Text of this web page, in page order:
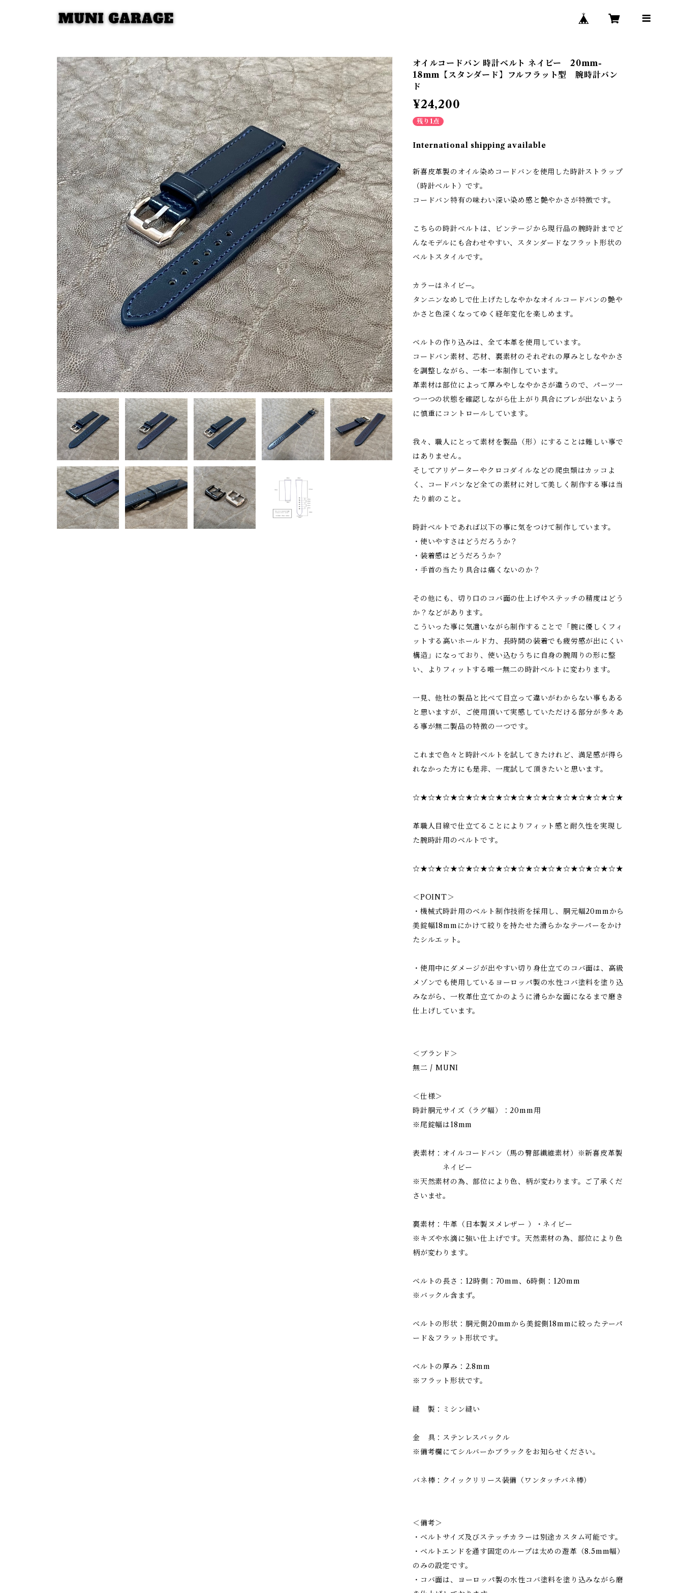
オイルコードバン 時計ベルト ネイビー 20mm-
18mm【スタンダード】フルフラット型 腕時計バン
ド
¥24,200
残り1点
International shipping available
新喜皮革製のオイル染めコードバンを使用した時計ストラップ
（時計ベルト）です。
コードバン特有の味わい深い染め感と艶やかさが特徴です。
こちらの時計ベルトは、ビンテージから現行品の腕時計までど
んなモデルにも合わせやすい、スタンダードなフラット形状の
ベルトスタイルです。
カラーはネイビー。
タンニンなめしで仕上げたしなやかなオイルコードバンの艶や
かさと色深くなってゆく経年変化を楽しめます。
ベルトの作り込みは、全て本革を使用しています。
コードバン素材、芯材、裏素材のそれぞれの厚みとしなやかさ
を調整しながら、一本一本制作しています。
革素材は部位によって厚みやしなやかさが違うので、パーツ一
つ一つの状態を確認しながら仕上がり具合にブレが出ないよう
に慎重にコントロールしています。
我々、職人にとって素材を製品（形）にすることは難しい事で
はありません。
そしてアリゲーターやクロコダイルなどの爬虫類はカッコよ
く、コードバンなど全ての素材に対して美しく制作する事は当
たり前のこと。
時計ベルトであれば以下の事に気をつけて制作しています。
・使いやすさはどうだろうか？
・装着感はどうだろうか？
・手首の当たり具合は痛くないのか？
その他にも、切り口のコバ面の仕上げやステッチの精度はどう
か？などがあります。
こういった事に気遣いながら制作することで「腕に優しくフィ
ットする高いホールド力、長時間の装着でも疲労感が出にくい
構造」になっており、使い込むうちに自身の腕周りの形に整
い、よりフィットする唯一無二の時計ベルトに変わります。
一見、他社の製品と比べて目立って違いがわからない事もある
と思いますが、ご使用頂いて実感していただける部分が多々あ
る事が無二製品の特徴の一つです。
これまで色々と時計ベルトを試してきたけれど、満足感が得ら
れなかった方にも是非、一度試して頂きたいと思います。
☆★☆★☆★☆★☆★☆★☆★☆★☆★☆★☆★☆★☆★☆★
革職人目線で仕立てることによりフィット感と耐久性を実現し
た腕時計用のベルトです。
☆★☆★☆★☆★☆★☆★☆★☆★☆★☆★☆★☆★☆★☆★
＜POINT＞
・機械式時計用のベルト制作技術を採用し、胴元幅20mmから
美錠幅18mmにかけて絞りを持たせた滑らかなテーパーをかけ
たシルエット。
・使用中にダメージが出やすい切り身仕立てのコバ面は、高級
メゾンでも使用しているヨーロッパ製の水性コバ塗料を塗り込
みながら、一枚革仕立てかのように滑らかな面になるまで磨き
仕上げしています。
＜ブランド＞
無二 / MUNI
＜仕様＞
時計胴元サイズ（ラグ幅）：20mm用
※尾錠幅は18mm
表素材：オイルコードバン（馬の臀部繊維素材）※新喜皮革製
ネイビー
※天然素材の為、部位により色、柄が変わります。ご了承くだ
さいませ。
裏素材：牛革（日本製ヌメレザー ）・ネイビー
※キズや水滴に強い仕上げです。天然素材の為、部位により色
柄が変わります。
ベルトの長さ：12時側：70mm、6時側：120mm
※バックル含まず。
ベルトの形状：胴元側20mmから美錠側18mmに絞ったテーパ
ード＆フラット形状です。
ベルトの厚み：2.8mm
※フラット形状です。
縫 製：ミシン縫い
金 具：ステンレスバックル
※備考欄にてシルバーかブラックをお知らせください。
バネ棒：クイックリリース装備（ワンタッチバネ棒）
＜備考＞
・ベルトサイズ及びステッチカラーは別途カスタム可能です。
・ベルトエンドを通す固定のループは太めの遊革（8.5mm幅）
のみの設定です。
・コバ面は、ヨーロッパ製の水性コバ塗料を塗り込みながら磨